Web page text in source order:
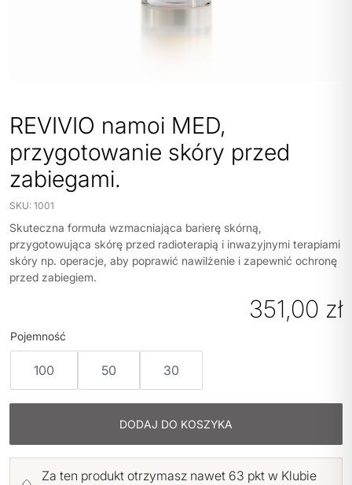
REVIVIO namoi MED,
przygotowanie skóry przed
zabiegami.
SKU: 1001
Skuteczna formuła wzmacniająca barierę skórną,
przygotowująca skórę przed radioterapią i inwazyjnymi terapiami
skóry np. operacje, aby poprawić nawilżenie i zapewnić ochronę
przed zabiegiem.
351,00 zł
Pojemność
100 50 30
DODAJ DO KOSZYKA
Za ten produkt otrzymasz nawet 63 pkt w Klubie